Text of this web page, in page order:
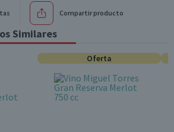
Compartir producto
Similares
Oferta